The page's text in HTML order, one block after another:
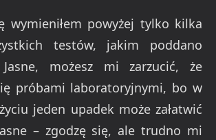
wymieniłem powyżej tylko kilka
testów, jakim poddano
możesz mi zarzucić, że
próbami laboratoryjnymi, bo w
jeden upadek może załatwić
– zgodzę się, ale trudno mi